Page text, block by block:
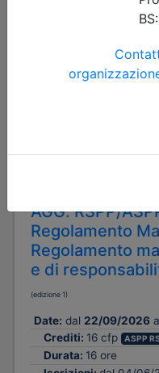
Ordine degli Ingegneri
AGG. RSPP/
Regolamento
Regolamento
e di
(edizione 1)
Date: dal 22/09/2026
Crediti: 16 cfp ASPP
Durata: 16 ore